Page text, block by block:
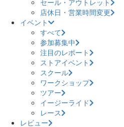
店休日・営業時間変更
イベント
すべて
参加募集中
注目のレポート
ストアイベント
スクール
ワークショップ
ツアー
イージーライド
レース
レビュー